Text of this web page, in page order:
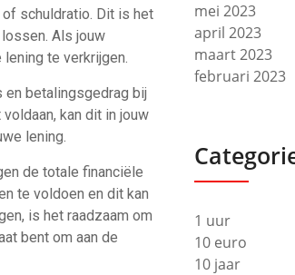
schuldratio. Dit is het
Als jouw
te verkrijgen.
betalingsgedrag bij
kan dit in jouw
lening.
de totale financiële
te voldoen en dit kan
is het raadzaam om
bent om aan de
mei 2023
april 2023
maart 2023
februari 2023
1 uur
10 euro
10 jaar